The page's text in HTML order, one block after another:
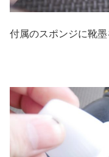
付属のスポンジに靴墨